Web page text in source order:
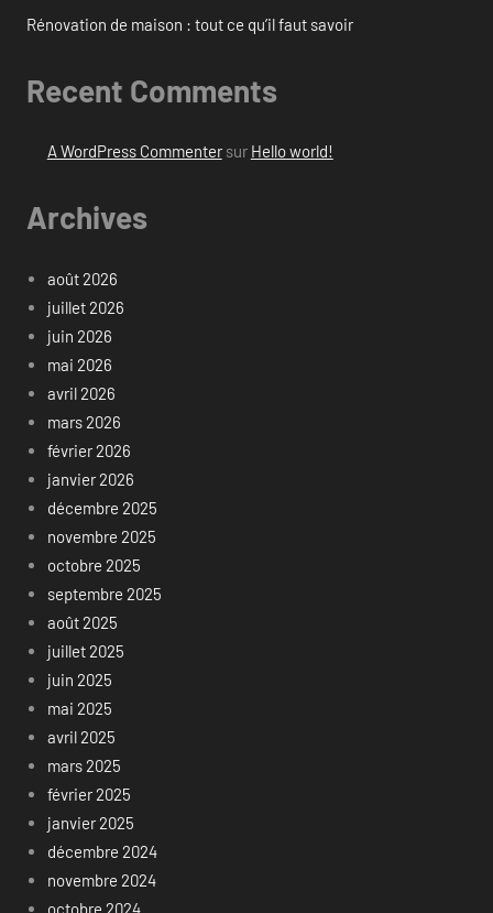
Rénovation de maison : tout ce qu’il faut savoir
Recent Comments
A WordPress Commentersur Hello world!
Archives
août 2026
juillet 2026
juin 2026
mai 2026
avril 2026
mars 2026
février 2026
janvier 2026
décembre 2025
novembre 2025
octobre 2025
septembre 2025
août 2025
juillet 2025
juin 2025
mai 2025
avril 2025
mars 2025
février 2025
janvier 2025
décembre 2024
novembre 2024
octobre 2024